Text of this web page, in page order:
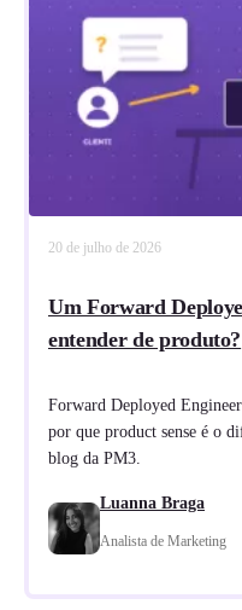
20 de julho de 2026
Um Forward
entender de produto?
Forward Deployed
por que product sense é o
blog da PM3.
Luanna Braga
Analista de Marketing